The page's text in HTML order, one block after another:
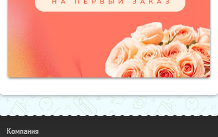
Компания